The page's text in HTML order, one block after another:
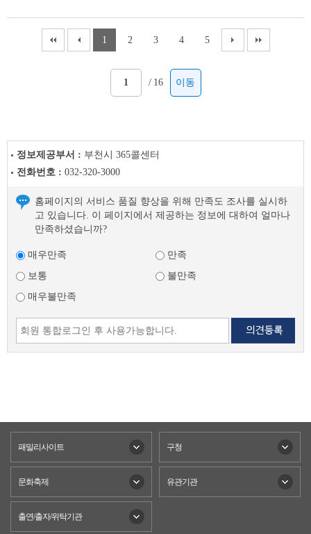
1 2 3 4 5
/ 16 이동
정보제공부서 : 부천시 365콜센터
전화번호 : 032-320-3000
홈페이지의 서비스 품질 향상을 위해 만족도 조사를 실시하
고 있습니다. 이 페이지에서 제공하는 정보에 대하여 얼마나
만족하셨습니까?
매우만족
만족
보통
불만족
매우불만족
패밀리사이트 구청
문화축제 유관기관
출연/출자/위탁기관